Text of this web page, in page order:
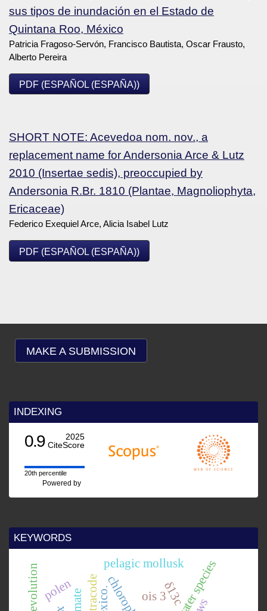
sus tipos de inundación en el Estado de
Quintana Roo, México
Patricia Fragoso-Servón, Francisco Bautista, Oscar Frausto,
Alberto Pereira
PDF (ESPAÑOL (ESPAÑA))
SHORT NOTE: Acevedoa nom. nov., a
replacement name for Andersonia Arce & Lutz
2010 (Insertae sedis), preoccupied by
Andersonia R.Br. 1810 (Plantae, Magnoliophyta,
Ericaceae)
Federico Exequiel Arce, Alicia Isabel Lutz
PDF (ESPAÑOL (ESPAÑA))
MAKE A SUBMISSION
INDEXING
0.9
2025
CiteScore
20th percentile
Powered by
KEYWORDS
δ13c
pelagic mollusk
ois 3
ostracode
polen